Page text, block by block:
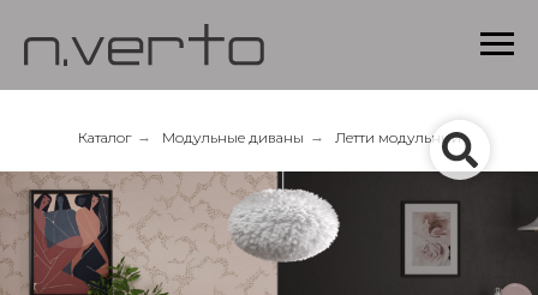
Каталог → Модульные диваны → Летти модульный